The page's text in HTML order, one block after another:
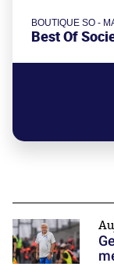
BOUTIQUE SO -
Best Of